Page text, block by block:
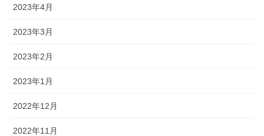
2023年4月
2023年3月
2023年2月
2023年1月
2022年12月
2022年11月